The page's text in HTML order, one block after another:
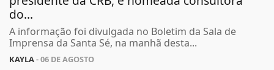
do...
A informação foi divulgada no Boletim da Sala de
Imprensa da Santa Sé, na manhã desta...
KAYLA- 06 DE AGOSTO